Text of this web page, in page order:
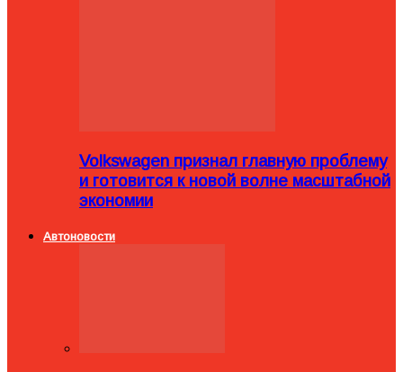
Volkswagen признал главную проблему
и готовится к новой волне масштабной
экономии
Автоновости